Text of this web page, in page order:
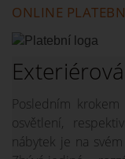
ONLINE
Posledním
osvětlení,
nábytek je na